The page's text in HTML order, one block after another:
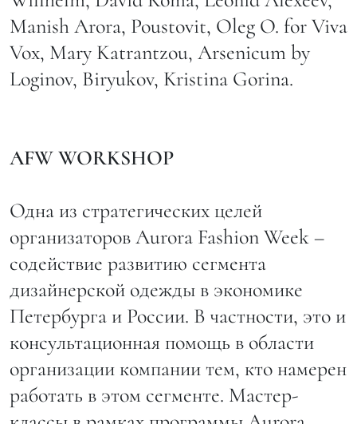
Manish Arora, Poustovit, Oleg О. for Viva
Vox, Mary Katrantzou, Arsenicum by
Loginov, Biryukov, Kristina Gorina.
AFW WORKSHOP
Одна из стратегических целей
организаторов Aurora Fashion Week –
содействие развитию сегмента
дизайнерской одежды в экономике
Петербурга и России. В частности, это и
консультационная помощь в области
организации компании тем, кто намерен
работать в этом сегменте. Мастер-